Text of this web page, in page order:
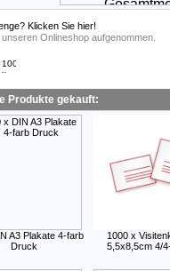
Klicken Sie hier!
Onlineshop aufgenommen.
Produkte gekauft:
A3 Plakate 4-farb
Druck
1000 x
5,5x8,5cm 4/